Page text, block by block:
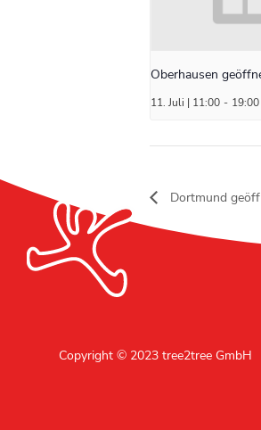
Oberhausen
11. Juli | 11:00 - 19:00
Dortmund
Copyright © 2023 tree2tree GmbH